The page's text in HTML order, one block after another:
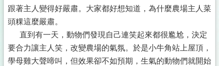
跟著主人變得好嚴肅。大家都好想知道，為什麼農場主人菜
頭粿這麼嚴肅。
直到有一天，動物們發現自己連笑起來都很尷尬，決定
要合力讓主人笑，改變農場的氣氛。於是小牛角站上屋頂，
學母雞大聲啼叫，但效果卻不如預期，生氣的動物們就開始